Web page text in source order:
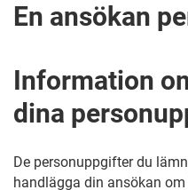
En ansökan
Information
dina
De personuppgifter du
handlägga din ansökan